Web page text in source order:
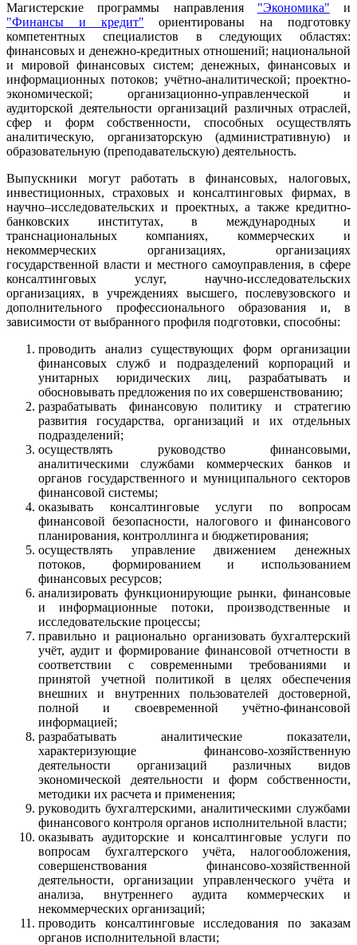
Магистерские программы направления "Экономика" и
"Финансы и кредит" ориентированы на подготовку
компетентных специалистов в следующих областях:
финансовых и денежно-кредитных отношений; национальной
и мировой финансовых систем; денежных, финансовых и
информационных потоков; учётно-аналитической; проектно-
экономической; организационно-управленческой и
аудиторской деятельности организаций различных отраслей,
сфер и форм собственности, способных осуществлять
аналитическую, организаторскую (административную) и
образовательную (преподавательскую) деятельность.
Выпускники могут работать в финансовых, налоговых,
инвестиционных, страховых и консалтинговых фирмах, в
научно–исследовательских и проектных, а также кредитно-
банковских институтах, в международных и
транснациональных компаниях, коммерческих и
некоммерческих организациях, организациях
государственной власти и местного самоуправления, в сфере
консалтинговых услуг, научно-исследовательских
организациях, в учреждениях высшего, послевузовского и
дополнительного профессионального образования и, в
зависимости от выбранного профиля подготовки, способны:
проводить анализ существующих форм организации
финансовых служб и подразделений корпораций и
унитарных юридических лиц, разрабатывать и
обосновывать предложения по их совершенствованию;
разрабатывать финансовую политику и стратегию
развития государства, организаций и их отдельных
подразделений;
осуществлять руководство финансовыми,
аналитическими службами коммерческих банков и
органов государственного и муниципального секторов
финансовой системы;
оказывать консалтинговые услуги по вопросам
финансовой безопасности, налогового и финансового
планирования, контроллинга и бюджетирования;
осуществлять управление движением денежных
потоков, формированием и использованием
финансовых ресурсов;
анализировать функционирующие рынки, финансовые
и информационные потоки, производственные и
исследовательские процессы;
правильно и рационально организовать бухгалтерский
учёт, аудит и формирование финансовой отчетности в
соответствии с современными требованиями и
принятой учетной политикой в целях обеспечения
внешних и внутренних пользователей достоверной,
полной и своевременной учётно-финансовой
информацией;
разрабатывать аналитические показатели,
характеризующие финансово-хозяйственную
деятельности организаций различных видов
экономической деятельности и форм собственности,
методики их расчета и применения;
руководить бухгалтерскими, аналитическими службами
финансового контроля органов исполнительной власти;
оказывать аудиторские и консалтинговые услуги по
вопросам бухгалтерского учёта, налогообложения,
совершенствования финансово-хозяйственной
деятельности, организации управленческого учёта и
анализа, внутреннего аудита коммерческих и
некоммерческих организаций;
проводить консалтинговые исследования по заказам
органов исполнительной власти;